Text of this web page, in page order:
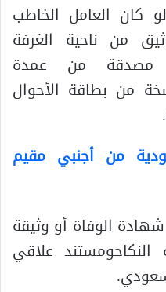
كان العامل الخاطب
من ناحية الغرفة
مصدقة من عمدة
من بطاقة الأحوال
من أجنبي مقيم
الوفاة أو وثيقة
علاقي